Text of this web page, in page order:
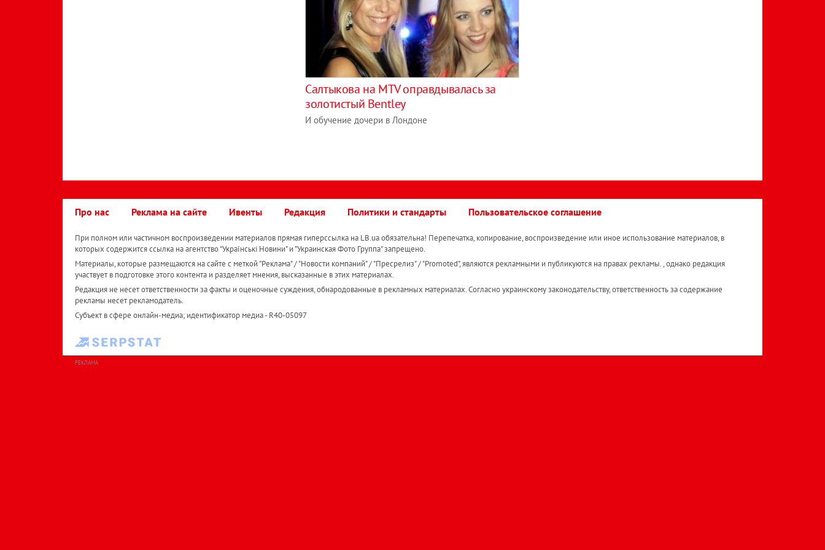
Салтыкова на MTV оправдывалась за
золотистый Bentley
И обучение дочери в Лондоне
Про нас Реклама на сайте Ивенты Редакция Политики и стандарты Пользовательское соглашение
При полном или частичном воспроизведении материалов прямая гиперссылка на LB.ua обязательна! Перепечатка, копирование, воспроизведение или иное использование материалов, в
которых содержится ссылка на агентство "Українськi Новини" и "Украинская Фото Группа" запрещено.
Материалы, которые размещаются на сайте с меткой "Реклама" / "Новости компаний" / "Пресрелиз" / "Promoted", являются рекламными и публикуются на правах рекламы. , однако редакция
участвует в подготовке этого контента и разделяет мнения, высказанные в этих материалах.
Редакция не несет ответственности за факты и оценочные суждения, обнародованные в рекламных материалах. Согласно украинскому законодательству, ответственность за содержание
рекламы несет рекламодатель.
Субъект в сфере онлайн-медиа; идентификатор медиа - R40-05097
РЕКЛАМА